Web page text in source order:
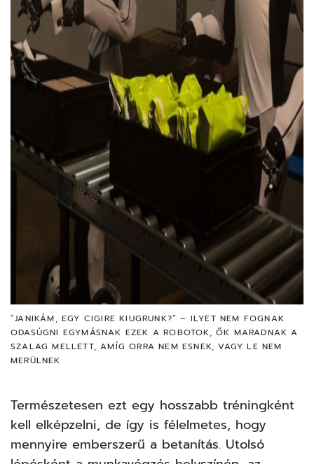
“JANIKÁM, EGY CIGIRE KIUGRUNK?” – ILYET NEM FOGNAK
ODASÚGNI EGYMÁSNAK EZEK A ROBOTOK, ŐK MARADNAK A
SZALAG MELLETT, AMÍG ORRA NEM ESNEK, VAGY LE NEM
MERÜLNEK
Természetesen ezt egy hosszabb tréningként
kell elképzelni, de így is félelmetes, hogy
mennyire emberszerű a betanítás. Utolsó